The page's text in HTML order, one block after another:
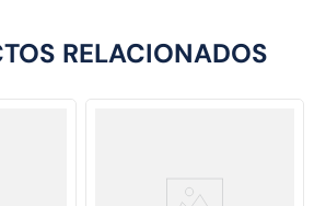
RELACIONADOS